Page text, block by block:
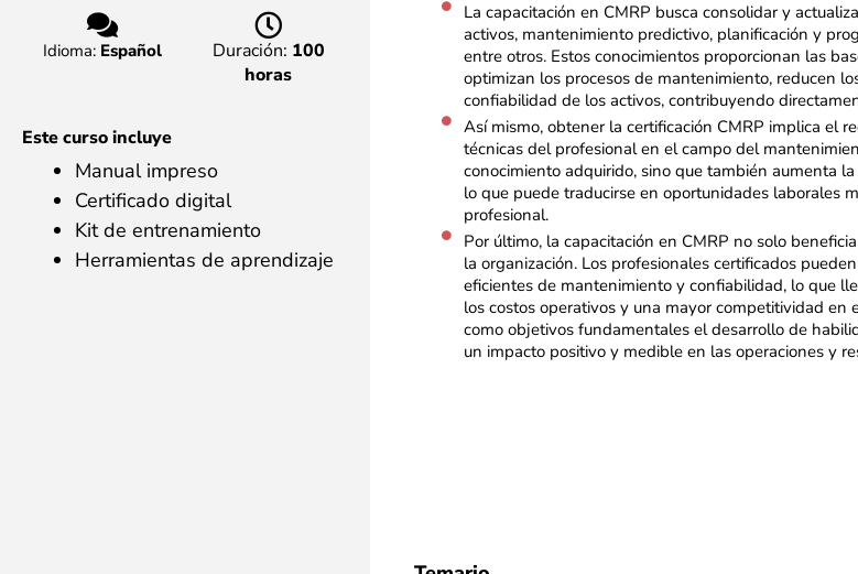
Idioma: Español Duración: 100
horas
Este curso incluye
Manual impreso
Certificado digital
Kit de entrenamiento
Herramientas de aprendizaje
La capacitación en CMRP busca consolidar y
activos, mantenimiento predictivo, planificación y
entre otros. Estos conocimientos proporcionan las
optimizan los procesos de mantenimiento, reducen
confiabilidad de los activos, contribuyendo
Así mismo, obtener la certificación CMRP implica el
técnicas del profesional en el campo del
conocimiento adquirido, sino que también aumenta
lo que puede traducirse en oportunidades laborales
profesional.
Por último, la capacitación en CMRP no solo
la organización. Los profesionales certificados
eficientes de mantenimiento y confiabilidad, lo que
los costos operativos y una mayor competitividad en
como objetivos fundamentales el desarrollo de
un impacto positivo y medible en las operaciones y